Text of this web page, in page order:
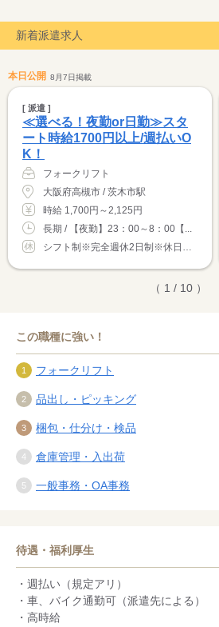
新着派遣求人
本日公開 8月7日掲載
[ 派遣 ]
≪選べる！夜勤or日勤≫スタ
ート時給1700円以上/週払いO
K！
フォークリフト
大阪府高槻市 / 茨木市駅
時給 1,700円～2,125円
長期 / 【夜勤】23：00～8：00【...
シフト制※完全週休2日制※休日希望考慮しま...
（ 1 / 10 ）
この職種に強い！
フォークリフト
品出し・ピッキング
梱包・仕分け・検品
倉庫管理・入出荷
一般事務・OA事務
待遇・福利厚生
・週払い（規定アリ）
・車、バイク通勤可（派遣先による）
・高時給